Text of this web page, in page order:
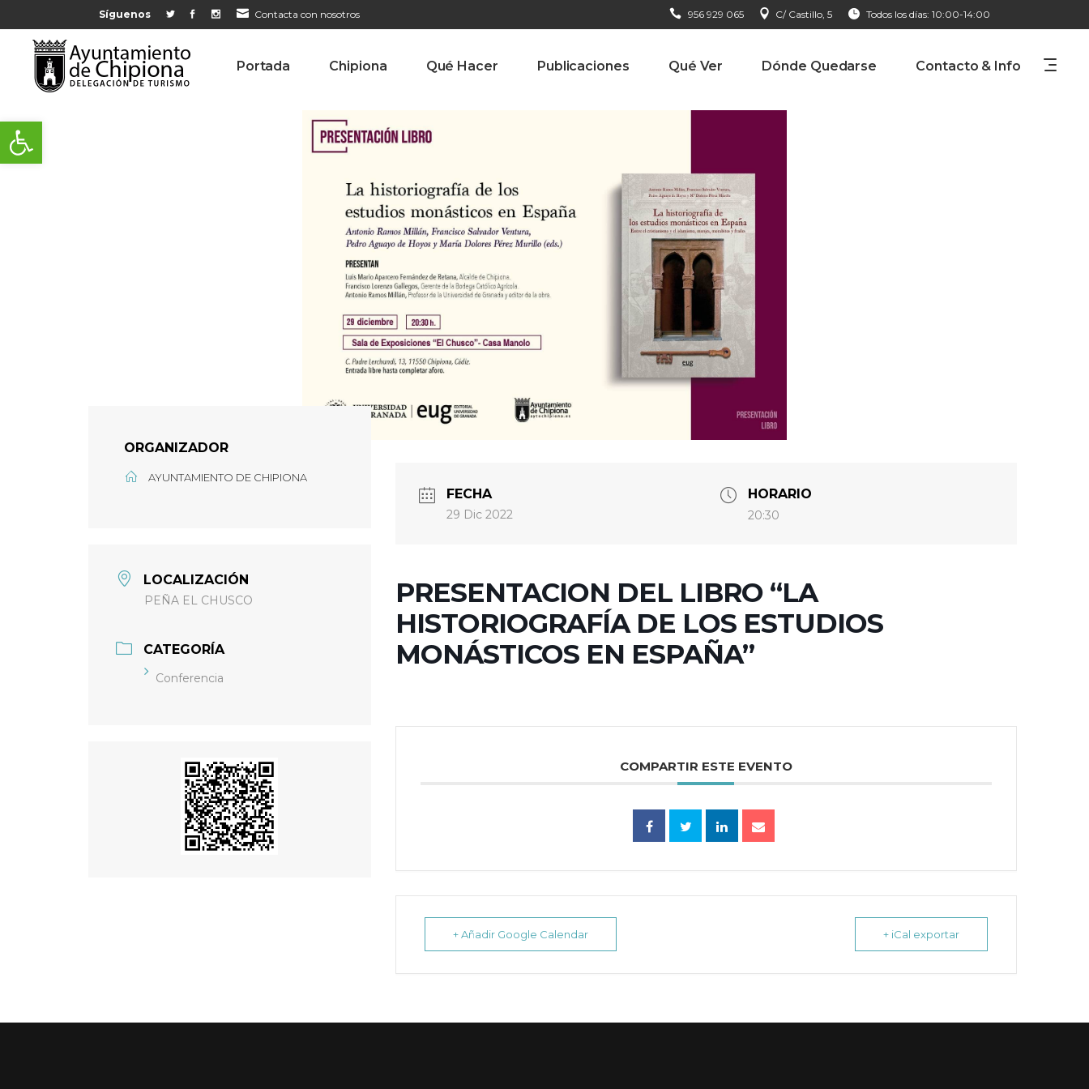
Abrir barra de herramientas
Síguenos Contacta con nosotros 956 929 065 C/ Castillo, 5 Todos los días: 10:00-14:00
Portada Chipiona Qué Hacer Publicaciones Qué Ver Dónde Quedarse Contacto & Info
ORGANIZADOR
AYUNTAMIENTO DE CHIPIONA
LOCALIZACIÓN
PEÑA EL CHUSCO
CATEGORÍA
Conferencia
FECHA
29 Dic 2022
HORARIO
20:30
PRESENTACION DEL LIBRO “LA
HISTORIOGRAFÍA DE LOS ESTUDIOS
MONÁSTICOS EN ESPAÑA”
COMPARTIR ESTE EVENTO
+ Añadir Google Calendar + iCal exportar